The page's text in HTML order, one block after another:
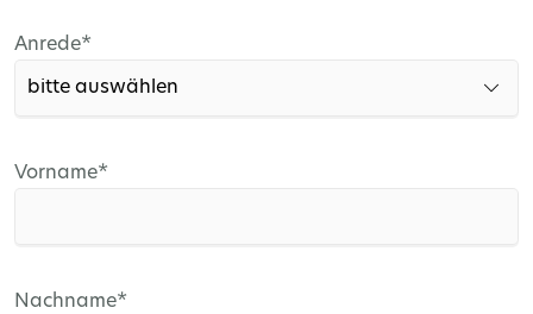
Pflichtfeld
Anrede*
Pflichtfeld
Vorname*
Pflichtfeld
Nachname*